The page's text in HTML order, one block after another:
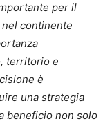
per il
continente
territorio e
è
una strategia
beneficio non solo